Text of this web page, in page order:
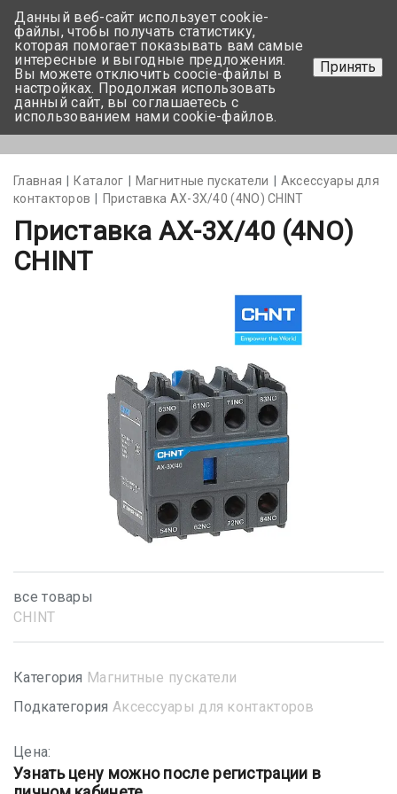
+375 17-350-99-56
+375 44-752-82-08
Задать вопрос
Главная Каталог Магнитные пускатели
Аксессуары для
контакторов
Приставка AX-3X/40 (4NO) CHINT
Приставка AX-3X/40 (4NO)
CHINT
все товары
CHINT
Категория Магнитные пускатели
Подкатегория Аксессуары для контакторов
Цена:
Узнать цену можно после регистрации в
Данный веб-сайт использует cookie-
файлы, чтобы получать статистику,
которая помогает показывать вам самые
интересные и выгодные предложения.
Вы можете отключить coocie-файлы в
настройках. Продолжая использовать
данный сайт, вы соглашаетесь с
использованием нами cookie-файлов.
Принять